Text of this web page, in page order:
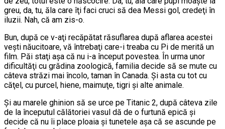
greu, da, tu, ăla care îţi faci cruci să dea Messi gol, credeţi în
iluzii. Nah, că am zis-o.
Bun, după ce v-aţi recăpătat răsuflarea după aflarea acestei
vești năucitoare, vă întrebaţi care-i treaba cu Pi de merită un
film. Păi staţi aşa că nu i-a început povestea. În urma unor
dificultăţi cu grădina zoologică, familia decide să se mute cu
câteva străzi mai încolo, taman în Canada. Şi asta cu tot cu
căţel, cu purcel, hiene, maimuţe, tigri şi alte animale.
Şi au marele ghinion să se urce pe Titanic 2, după câteva zile
de la începutul călătoriei vasul dă de o furtună epică şi
decide că nu îi place ploaia şi tunetele aşa că se ascunde pe